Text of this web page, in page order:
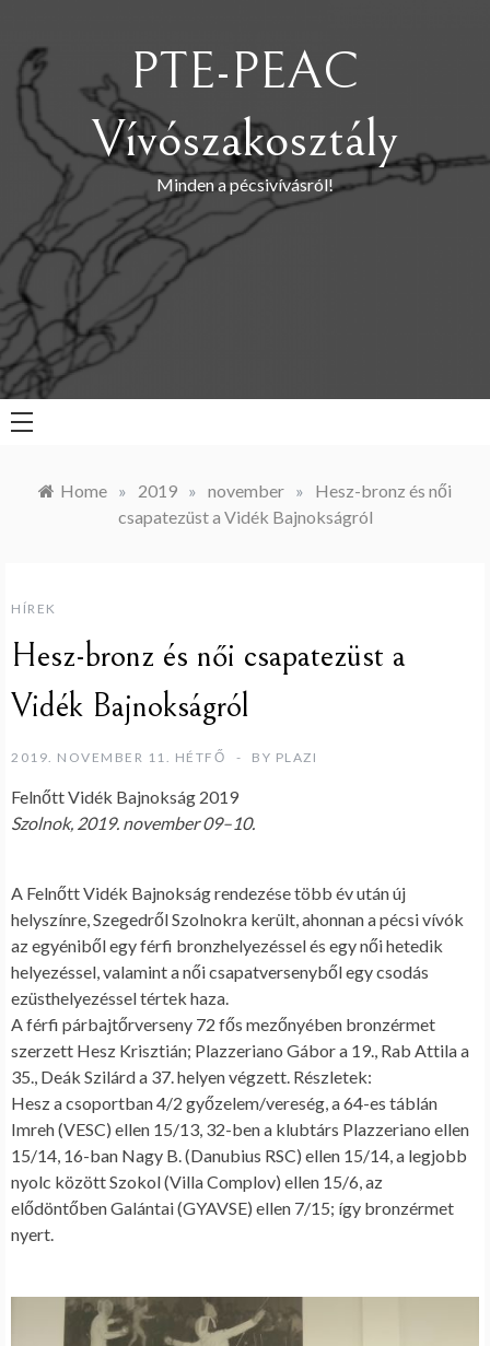
content
PTE-PEAC
Vívószakosztály
Minden a pécsivívásról!
Home » 2019 » november »
Hesz-bronz és női
csapatezüst a Vidék Bajnokságról
HÍREK
Hesz-bronz és női csapatezüst a
Vidék Bajnokságról
2019. NOVEMBER 11. HÉTFŐ BY PLAZI
Felnőtt Vidék Bajnokság 2019
Szolnok, 2019. november 09–10.
A Felnőtt Vidék Bajnokság rendezése több év után új
helyszínre, Szegedről Szolnokra került, ahonnan a pécsi vívók
az egyéniből egy férfi bronzhelyezéssel és egy női hetedik
helyezéssel, valamint a női csapatversenyből egy csodás
ezüsthelyezéssel tértek haza.
A férfi párbajtőrverseny 72 fős mezőnyében bronzérmet
szerzett Hesz Krisztián; Plazzeriano Gábor a 19., Rab Attila a
35., Deák Szilárd a 37. helyen végzett. Részletek:
Hesz a csoportban 4/2 győzelem/vereség, a 64-es táblán
Imreh (VESC) ellen 15/13, 32-ben a klubtárs Plazzeriano ellen
15/14, 16-ban Nagy B. (Danubius RSC) ellen 15/14, a legjobb
nyolc között Szokol (Villa Complov) ellen 15/6, az
elődöntőben Galántai (GYAVSE) ellen 7/15; így bronzérmet
nyert.